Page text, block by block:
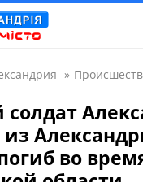
»
солдат
во